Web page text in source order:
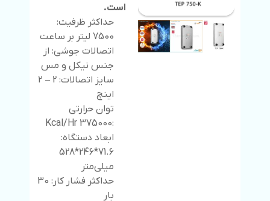
است.
حداکثر ظرفیت:
7500 لیتر بر ساعت
اتصالات جوشی: از
جنس نیکل و مس
سایز اتصالات: 2 – 2
اینچ
توان حرارتی
:375000 Kcal/Hr
ابعاد دستگاه:
71.6*246*528
میلی‌متر
حداکثر فشار کار: 30
بار